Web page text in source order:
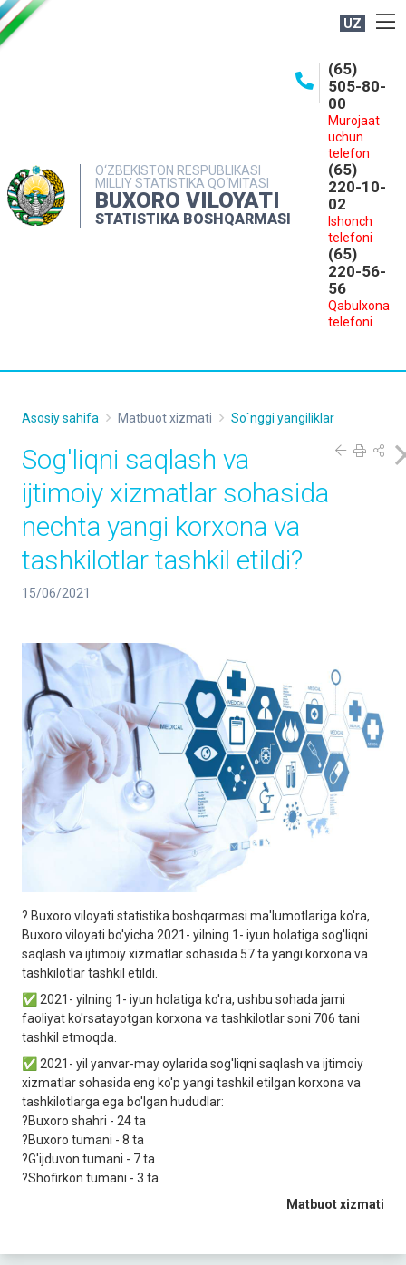
UZ
O‘ZBEKISTON RESPUBLIKASI
MILLIY STATISTIKA QO‘MITASI
BUXORO VILOYATI
STATISTIKA BOSHQARMASI
(65)
505-80-
00
Murojaat
uchun
telefon
(65)
220-10-
02
Ishonch
telefoni
(65)
220-56-
56
Qabulxona
telefoni
MATBUOT XIZMATI
MUROJAATLAR
Asosiy sahifa Matbuot xizmati So`nggi yangiliklar
Sog'liqni saqlash va
ijtimoiy xizmatlar sohasida
nechta yangi korxona va
tashkilotlar tashkil etildi?
15/06/2021
? Buxoro viloyati statistika boshqarmasi ma'lumotlariga ko'ra,
Buxoro viloyati bo'yicha 2021- yilning 1- iyun holatiga sog'liqni
saqlash va ijtimoiy xizmatlar sohasida 57 ta yangi korxona va
tashkilotlar tashkil etildi.
✅ 2021- yilning 1- iyun holatiga ko'ra, ushbu sohada jami
faoliyat ko'rsatayotgan korxona va tashkilotlar soni 706 tani
tashkil etmoqda.
✅ 2021- yil yanvar-may oylarida sog'liqni saqlash va ijtimoiy
xizmatlar sohasida eng ko'p yangi tashkil etilgan korxona va
tashkilotlarga ega bo'lgan hududlar:
?Buxoro shahri - 24 ta
?Buxoro tumani - 8 ta
?G'ijduvon tumani - 7 ta
?Shofirkon tumani - 3 ta
Matbuot xizmati